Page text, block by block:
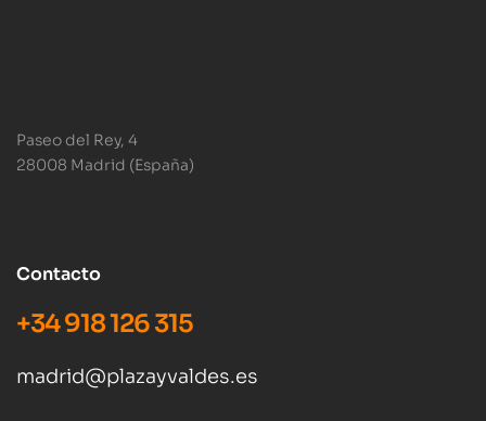
Paseo del Rey, 4
28008 Madrid (España)
Contacto
+34 918 126 315
madrid@plazayvaldes.es